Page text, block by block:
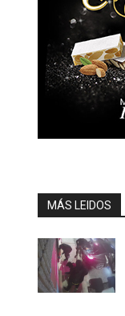
MÁS LEIDOS